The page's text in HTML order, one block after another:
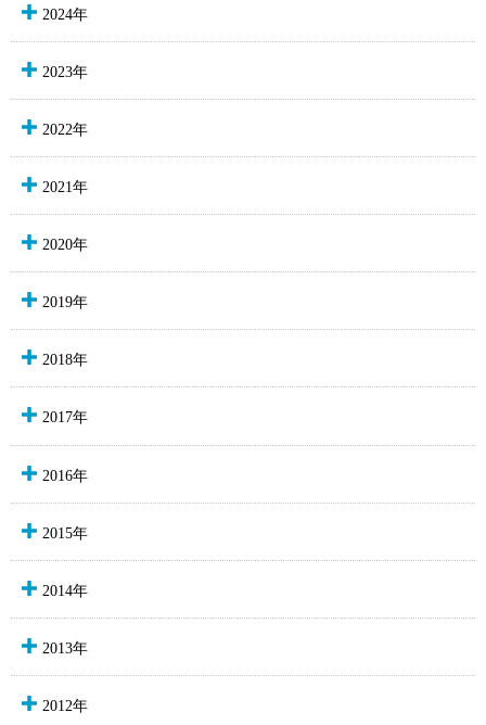
2024年
2023年
2022年
2021年
2020年
2019年
2018年
2017年
2016年
2015年
2014年
2013年
2012年